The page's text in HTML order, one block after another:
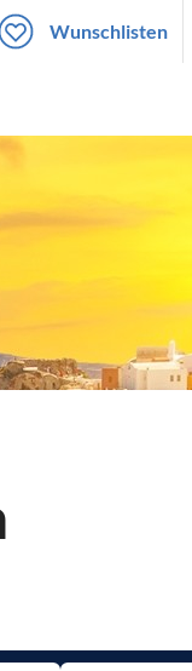
Wunschlisten